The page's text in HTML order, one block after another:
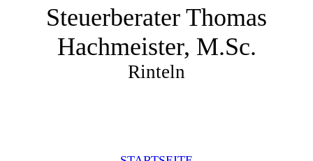
Steuerberater Thomas
Hachmeister, M.Sc.
Rinteln